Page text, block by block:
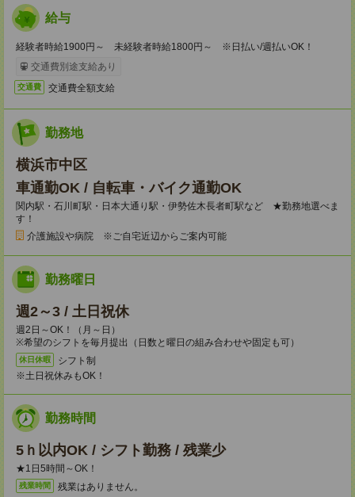
給与
経験者時給1900円～ 未経験者時給1800円～ ※日払い/週払いOK！
交通費別途支給あり
交通費 交通費全額支給
勤務地
横浜市中区
車通勤OK / 自転車・バイク通勤OK
関内駅・石川町駅・日本大通り駅・伊勢佐木長者町駅など ★勤務地選べま
す！
介護施設や病院 ※ご自宅近辺からご案内可能
勤務曜日
週2～3 / 土日祝休
週2日～OK！（月～日）
※希望のシフトを毎月提出（日数と曜日の組み合わせや固定も可）
休日休暇
シフト制
※土日祝休みもOK！
勤務時間
5ｈ以内OK / シフト勤務 / 残業少
★1日5時間～OK！
残業時間 残業はありません。